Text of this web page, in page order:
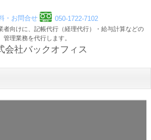
・お問合せ 050-1722-7102
者向けに、記帳代行（経理代行）・給与計算などの
管理業務を代行します。
会社バックオフィス